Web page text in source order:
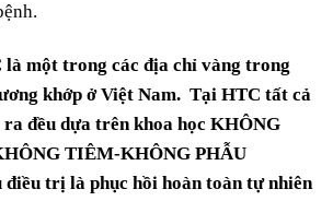
là một trong các địa chỉ vàng trong
khớp ở Việt Nam. Tại HTC tất cả
đều dựa trên khoa học KHÔNG
TIÊM-KHÔNG PHẪU
trị là phục hồi hoàn toàn tự nhiên